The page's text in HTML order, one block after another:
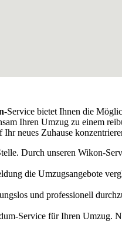
-Service bietet Ihnen die
Ihren Umzug zu einem
neues Zuhause
Durch unseren Wikon-
die Umzugsangebote
und professionell
Service für Ihren Umzug.